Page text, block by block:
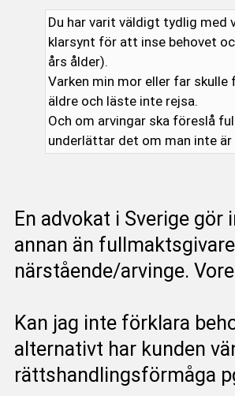
Du har varit väldigt tydlig med
klarsynt för att inse behovet
års ålder).
Varken min mor eller far
äldre och läste inte rejsa.
Och om arvingar ska föreslå
underlättar det om man inte är
En advokat i Sverige
annan än
närstående/arvinge.
Kan jag inte förklara
alternativt har kunden
rättshandlingsförmåga